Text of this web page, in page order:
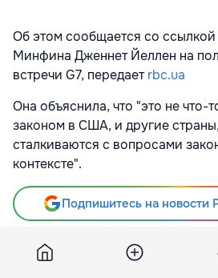
Об этом сообщается со ссылкой
Минфина Дженнет Йеллен на
встречи G7, передаетrbc.ua
Она объяснила, что "это не что-
законом в США, и другие
сталкиваются с вопросами
контексте".
Подпишитесь на новости
Источник